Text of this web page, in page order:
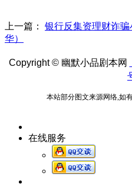
上一篇：
银行反集资理财诈
华）
Copyright © 幽默小品剧本网
本站部分图文来源网络,如
在线服务